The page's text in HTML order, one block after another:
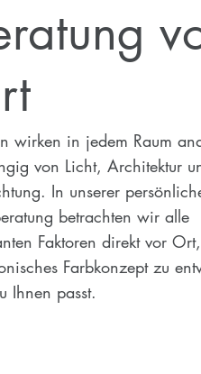
wirken in jedem Raum
von Licht, Architektur
In unserer
betrachten wir alle
Faktoren direkt vor
Farbkonzept zu
Ihnen passt.